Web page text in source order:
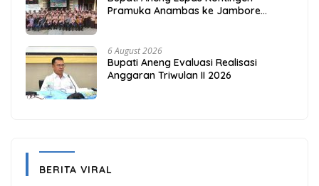
Pramuka Anambas ke Jambore
6 August 2026
Bupati Aneng Evaluasi Realisasi
Anggaran Triwulan II 2026
BERITA VIRAL